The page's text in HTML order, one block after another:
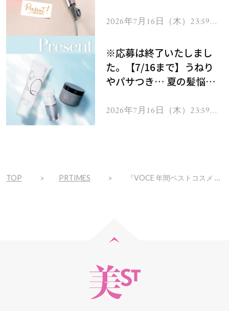
ヘアドライヤー ジュエル
2026年7月16日（木）23:59ま
※応募は終了いたしまし
た。【7/16まで】うねり
やパサつき… 夏の髪悩み
ムを13名様にプレゼン
2026年7月16日（木）23:59ま
TOP PRTIMES 『VOCE 年間ベストコスメ 2022』 スペシャルYouTubeフェス、12/19(月)～五夜連続ライブ開催！